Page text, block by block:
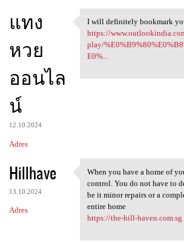
แทง
หวย
ออนไล
น์
12.10.2024
Adres
I will definitely
I will definitely bookmark
https://
play/
E0%...
Hillhave
13.10.2024
Adres
When you have a
When you have a home of
control. You do not have to
be it minor repairs or a
entire home
https://the-hill-haven.com.sg